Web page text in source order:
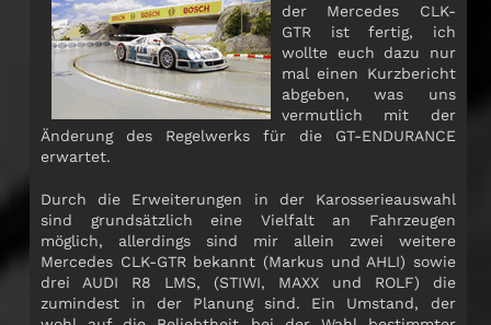
der Mercedes CLK-
GTR ist fertig, ich
wollte euch dazu nur
mal einen Kurzbericht
abgeben, was uns
vermutlich mit der
Änderung des Regelwerks für die GT-ENDURANCE
erwartet.
Durch die Erweiterungen in der Karosserieauswahl
sind grundsätzlich eine Vielfalt an Fahrzeugen
möglich, allerdings sind mir allein zwei weitere
Mercedes CLK-GTR bekannt (Markus und AHLI) sowie
drei AUDI R8 LMS, (STIWI, MAXX und ROLF) die
zumindest in der Planung sind. Ein Umstand, der